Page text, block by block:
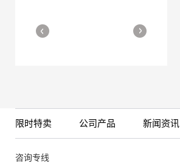
细胞培养瓶
More
限时特卖 公司产品 新闻资讯
咨询专线